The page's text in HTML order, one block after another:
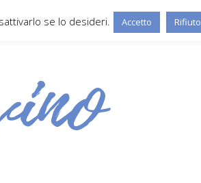
se lo desideri. Accetto Rifiuto